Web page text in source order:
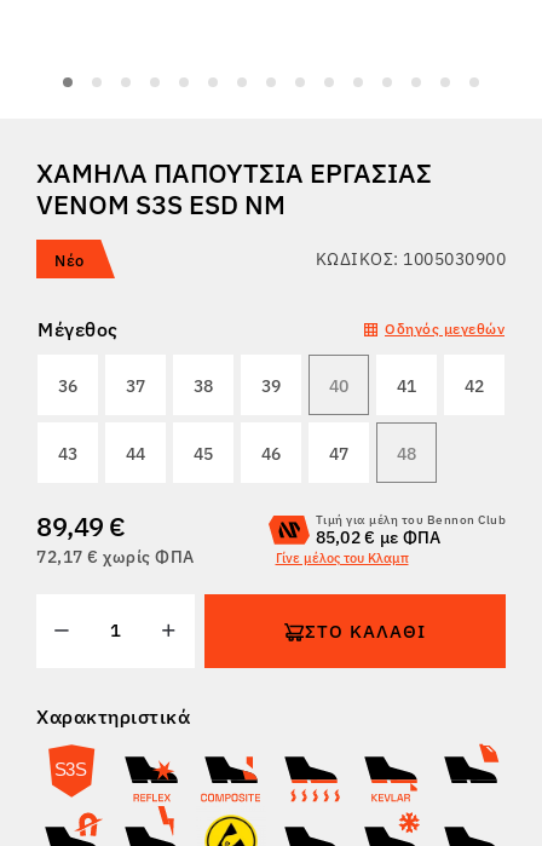
ΣΧΕΤΙΚΆ ΜΕ ΕΜΆΣ
ΕΡΓΑΣΤΉΡΙΟ BENNON
ΚΑΤΆΣΤΗΜΑ ΜΕ ΜΠΙΣΤΡΌ
ΕΠΙΣΤΡΟΦΈΣ
ΧΑΜΗΛΆ ΠΑΠΟΎΤΣΙΑ ΕΡΓΑΣΊΑΣ
VENOM S3S ESD NM
Νέο ΚΩΔΙΚΌΣ: 1005030900
Μέγεθος Οδηγός μεγεθών
36 37 38 39 40 41 42
43 44 45 46 47 48
89,49 €
72,17 € χωρίς ΦΠΑ
Τιμή για μέλη του Bennon Club
85,02 € με ΦΠΑ
Γίνε μέλος του Κλαμπ
ΣΤΟ ΚΑΛΆΘΙ
Χαρακτηριστικά